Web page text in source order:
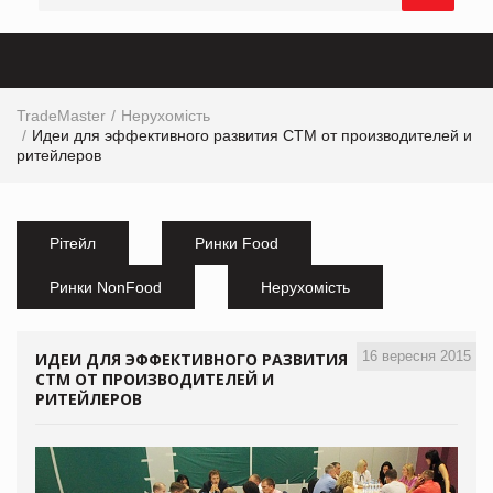
TradeMaster
Нерухомість
Идеи для эффективного развития СТМ от производителей и
ритейлеров
Рітейл Ринки Food
Ринки NonFood Нерухомість
16 вересня 2015
ИДЕИ ДЛЯ ЭФФЕКТИВНОГО РАЗВИТИЯ
СТМ ОТ ПРОИЗВОДИТЕЛЕЙ И
РИТЕЙЛЕРОВ